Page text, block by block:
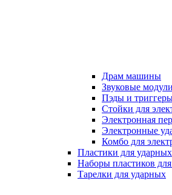
Драм машины
Звуковые модули
Пэды и
Стойки для
Электронная
Электронные
Комбо для
Пластики для ударных
Наборы пластиков
Тарелки для ударных